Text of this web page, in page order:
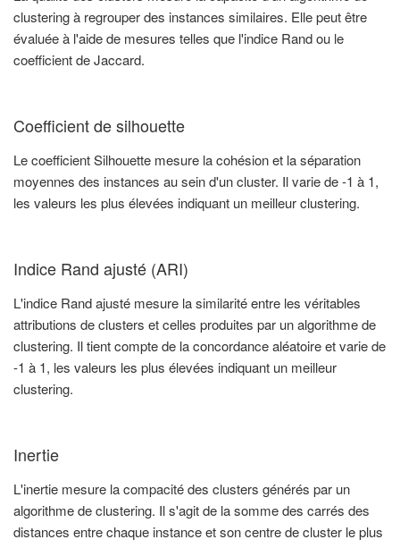
clustering à regrouper des instances similaires. Elle peut être
évaluée à l'aide de mesures telles que l'indice Rand ou le
coefficient de Jaccard.
Coefficient de silhouette
Le coefficient Silhouette mesure la cohésion et la séparation
moyennes des instances au sein d'un cluster. Il varie de -1 à 1,
les valeurs les plus élevées indiquant un meilleur clustering.
Indice Rand ajusté (ARI)
L'indice Rand ajusté mesure la similarité entre les véritables
attributions de clusters et celles produites par un algorithme de
clustering. Il tient compte de la concordance aléatoire et varie de
-1 à 1, les valeurs les plus élevées indiquant un meilleur
clustering.
Inertie
L'inertie mesure la compacité des clusters générés par un
algorithme de clustering. Il s'agit de la somme des carrés des
distances entre chaque instance et son centre de cluster le plus